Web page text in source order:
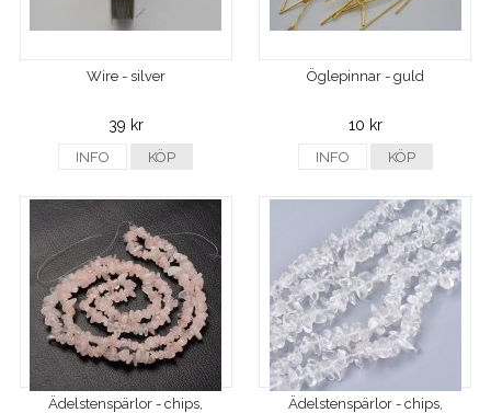
Wire - silver
39 kr
INFO KÖP
Öglepinnar - guld
10 kr
INFO KÖP
Ädelstenspärlor - chips,
Ädelstenspärlor - chips,